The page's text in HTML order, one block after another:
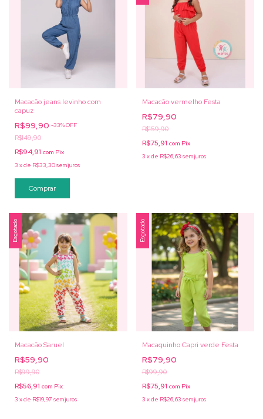
Macacão jeans levinho com
capuz
R$99,90 -33%OFF
R$149,90
R$94,91 com Pix
3 xde R$33,30sem juros
Comprar
Macacão vermelho Festa
R$79,90
R$159,90
R$75,91 com Pix
3 xde R$26,63 sem juros
Esgotado
Macacão Saruel
R$59,90
R$99,90
R$56,91 com Pix
3 xde R$19,97 sem juros
Esgotado
Macaquinho Capri verde Festa
R$79,90
R$99,90
R$75,91 com Pix
3 xde R$26,63 sem juros